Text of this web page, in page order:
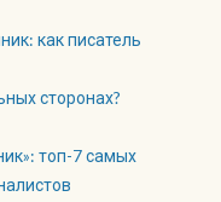
как писатель
сторонах?
топ-7 самых